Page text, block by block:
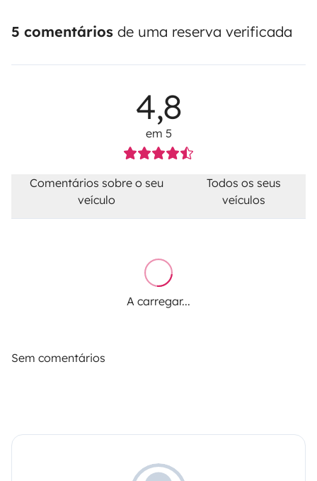
5 comentários de uma reserva verificada
4,8
em 5
Comentários sobre o seu
veículo
Todos os seus
veículos
A carregar...
Sem comentários